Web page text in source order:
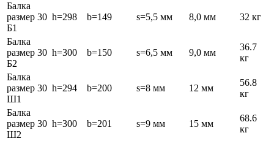
Балка
размер 30
Б1
h=298 b=149 s=5,5 мм 8,0 мм 32 кг
Балка
размер 30
Б2
h=300 b=150 s=6,5 мм 9,0 мм
36.7
кг
Балка
размер 30
Ш1
h=294 b=200 s=8 мм 12 мм
56.8
кг
Балка
размер 30
Ш2
h=300 b=201 s=9 мм 15 мм
68.6
кг